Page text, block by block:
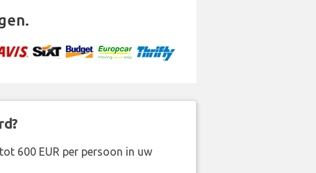
600 EUR per persoon in uw